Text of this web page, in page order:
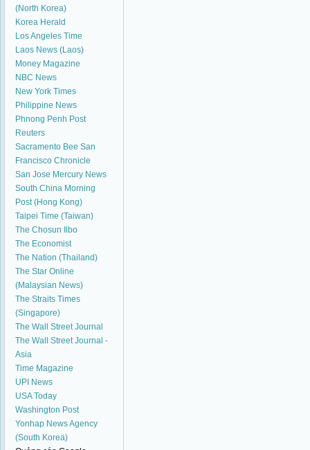
(North Korea)
Korea Herald
Los Angeles Time
Laos News (Laos)
Money Magazine
NBC News
New York Times
Philippine News
Phnong Penh Post
Reuters
Sacramento Bee San
Francisco Chronicle
San Jose Mercury News
South China Morning
Post (Hong Kong)
Taipei Time (Taiwan)
The Chosun Ilbo
The Economist
The Nation (Thailand)
The Star Online
(Malaysian News)
The Straits Times
(Singapore)
The Wall Street Journal
The Wall Street Journal -
Asia
Time Magazine
UPI News
USA Today
Washington Post
Yonhap News Agency
(South Korea)